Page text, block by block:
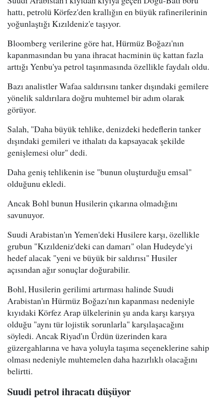
hattı, petrolü Körfez'den krallığın en büyük rafinerilerinin
yoğunlaştığı Kızıldeniz'e taşıyor.
Bloomberg verilerine göre hat, Hürmüz Boğazı'nın
kapanmasından bu yana ihracat hacminin üç kattan fazla
arttığı Yenbu'ya petrol taşınmasında özellikle faydalı oldu.
Bazı analistler Wafaa saldırısını tanker dışındaki gemilere
yönelik saldırılara doğru muhtemel bir adım olarak
görüyor.
Salah, "Daha büyük tehlike, denizdeki hedeflerin tanker
dışındaki gemileri ve ithalatı da kapsayacak şekilde
genişlemesi olur" dedi.
Daha geniş tehlikenin ise "bunun oluşturduğu emsal"
olduğunu ekledi.
Ancak Bohl bunun Husilerin çıkarına olmadığını
savunuyor.
Suudi Arabistan'ın Yemen'deki Husilere karşı, özellikle
grubun "Kızıldeniz'deki can damarı" olan Hudeyde'yi
hedef alacak "yeni ve büyük bir saldırısı" Husiler
açısından ağır sonuçlar doğurabilir.
Bohl, Husilerin gerilimi artırması halinde Suudi
Arabistan'ın Hürmüz Boğazı'nın kapanması nedeniyle
kıyıdaki Körfez Arap ülkelerinin şu anda karşı karşıya
olduğu "aynı tür lojistik sorunlarla" karşılaşacağını
söyledi. Ancak Riyad'ın Ürdün üzerinden kara
güzergahlarına ve hava yoluyla taşıma seçeneklerine sahip
olması nedeniyle muhtemelen daha hazırlıklı olacağını
belirtti.
Suudi petrol ihracatı düşüyor